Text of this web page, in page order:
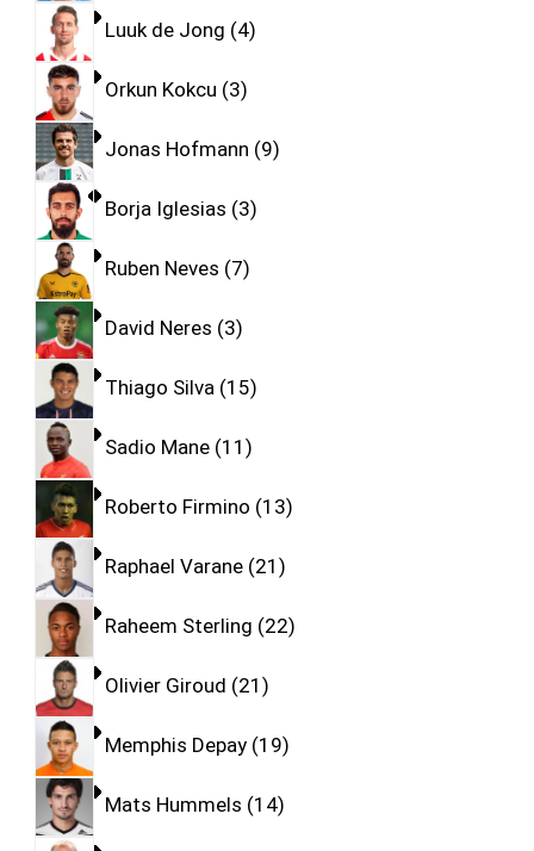
Luuk de Jong 4
Orkun Kokcu 3
Jonas Hofmann 9
Borja Iglesias 3
Ruben Neves 7
David Neres 3
Thiago Silva 15
Sadio Mane 11
Roberto Firmino 13
Raphael Varane 21
Raheem Sterling 22
Olivier Giroud 21
Memphis Depay 19
Mats Hummels 14